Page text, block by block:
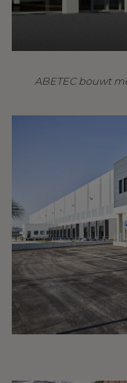
ABETEC bouwt